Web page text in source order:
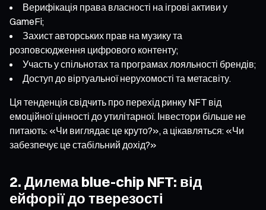
Верифікація права власності на ігрові активи у
GameFi;
Захист авторських прав на музику та
розповсюдження цифрового контенту;
Участь у спільнотах та програмах лояльності брендів;
Доступ до віртуальної нерухомості та метасвіту.
Ця тенденція свідчить про перехід ринку NFT від
емоційної цінності до утилітарної. Інвестори більше не
питають: «Чи виглядає це круто?», а цікавляться: «Чи
забезпечує це стабільний дохід?»
2. Дилема blue-chip NFT: від
ейфорії до тверезості